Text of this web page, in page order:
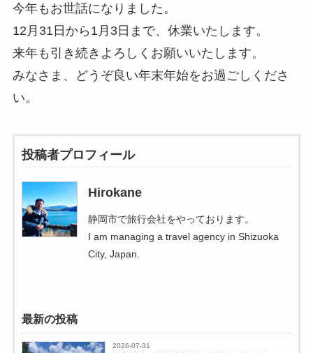
今年もお世話になりました。
12月31日から1月3日まで、休業いたします。
来年も引き続きよろしくお願いいたします。
みなさま、どうぞ良い年末年始をお過ごしくださ
い。
投稿者プロフィール
Hirokane
静岡市で旅行会社をやっております。
I am managing a travel agency in Shizuoka
City, Japan.
最新の投稿
2026-07-31